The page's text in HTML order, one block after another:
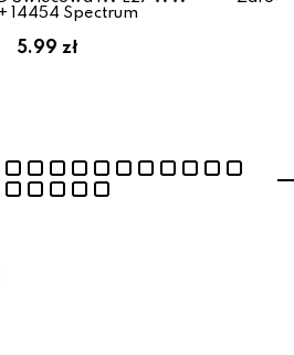
14454 Spectrum
5.99 zł